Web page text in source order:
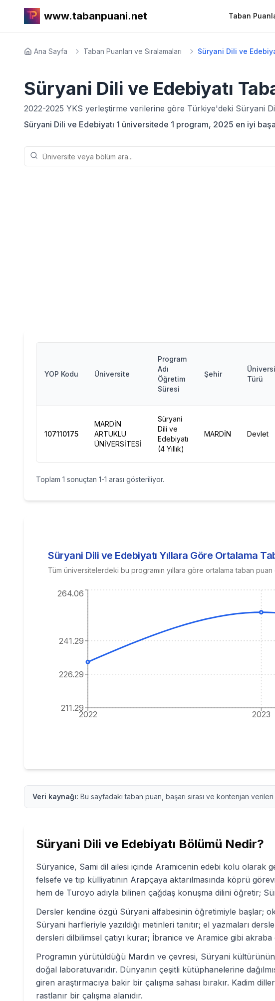
www.tabanpuani.net Taban
Ana Sayfa Taban Puanları ve Sıralamaları Süryani Dili ve
Süryani Dili ve Edebiyatı
2022-2025 YKS yerleştirme verilerine göre Türkiye'deki Süryani
Süryani Dili ve Edebiyatı 1 üniversitede 1 program, 2025 en iyi
YOP Kodu Üniversite
Program
Adı
Öğretim
Süresi
Şehir
Türü
107110175
MARDİN
ARTUKLU
ÜNİVERSİTESİ
Süryani
Dili ve
Edebiyatı
(4 Yıllık)
MARDİN Devlet
Toplam 1 sonuçtan 1-1 arası gösteriliyor.
Süryani Dili ve Edebiyatı Yıllara Göre Ortalama
Tüm üniversitelerdeki bu programın yıllara göre ortalama taban puan
2022 2023
211.29
226.29
241.29
264.06
Veri kaynağı: Bu sayfadaki taban puan, başarı sırası ve kontenjan verileri
Süryani Dili ve Edebiyatı Bölümü Nedir?
Süryanice, Sami dil ailesi içinde Aramicenin edebi kolu olarak
felsefe ve tıp külliyatının Arapçaya aktarılmasında köprü
hem de Turoyo adıyla bilinen çağdaş konuşma dilini öğretir;
Dersler kendine özgü Süryani alfabesinin öğretimiyle başlar;
Süryani harfleriyle yazıldığı metinleri tanıtır; el yazmaları
dersleri dilbilimsel çatıyı kurar; İbranice ve Aramice gibi
Programın yürütüldüğü Mardin ve çevresi, Süryani
doğal laboratuvarıdır. Dünyanın çeşitli kütüphanelerine
giren araştırmacıya bakir bir çalışma sahası bırakır. Kadim
rastlanır bir çalışma alanıdır.